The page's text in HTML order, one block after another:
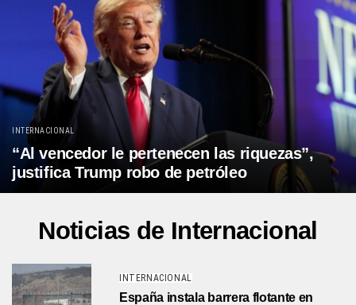
INTERNACIONAL
“Al vencedor le pertenecen las riquezas”,
justifica Trump robo de petróleo
Noticias de Internacional
INTERNACIONAL
España instala barrera flotante en